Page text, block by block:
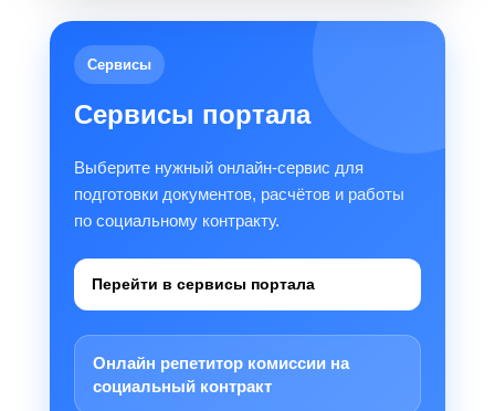
Сервисы
Сервисы портала
Выберите нужный онлайн-сервис для
подготовки документов, расчётов и работы
по социальному контракту.
Перейти в сервисы портала
Онлайн репетитор комиссии на
социальный контракт